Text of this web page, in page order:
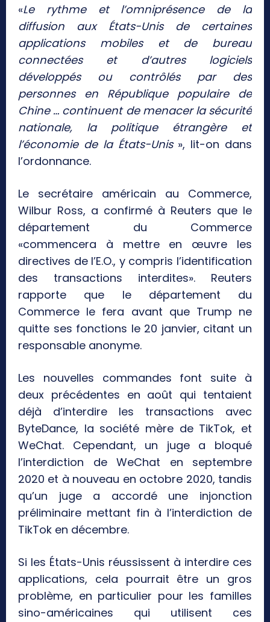
«Le rythme et l’omniprésence de la
diffusion aux États-Unis de certaines
applications mobiles et de bureau
connectées et d’autres logiciels
développés ou contrôlés par des
personnes en République populaire de
Chine … continuent de menacer la sécurité
nationale, la politique étrangère et
l’économie de la États-Unis », lit-on dans
l’ordonnance.
Le secrétaire américain au Commerce,
Wilbur Ross, a confirmé à Reuters que le
département du Commerce
«commencera à mettre en œuvre les
directives de l’E.O., y compris l’identification
des transactions interdites». Reuters
rapporte que le département du
Commerce le fera avant que Trump ne
quitte ses fonctions le 20 janvier, citant un
responsable anonyme.
Les nouvelles commandes font suite à
deux précédentes en août qui tentaient
déjà d’interdire les transactions avec
ByteDance, la société mère de TikTok, et
WeChat. Cependant, un juge a bloqué
l’interdiction de WeChat en septembre
2020 et à nouveau en octobre 2020, tandis
qu’un juge a accordé une injonction
préliminaire mettant fin à l’interdiction de
TikTok en décembre.
Si les États-Unis réussissent à interdire ces
applications, cela pourrait être un gros
problème, en particulier pour les familles
sino-américaines qui utilisent ces